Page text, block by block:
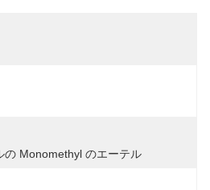
の Monomethyl のエーテル